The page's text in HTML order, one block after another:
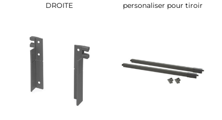
DROITE personaliser pour tiroir